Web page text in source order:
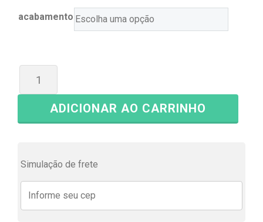
acabamento
ADICIONAR AO CARRINHO
Simulação de frete